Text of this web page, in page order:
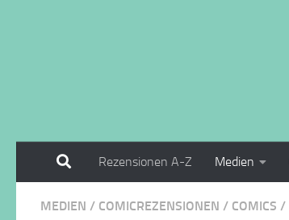
Rezensionen A-Z Medien
MEDIEN / COMICREZENSIONEN / COMICS /